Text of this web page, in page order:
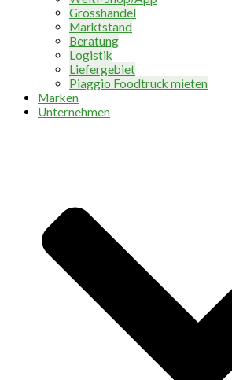
Grosshandel
Marktstand
Beratung
Logistik
Liefergebiet
Piaggio Foodtruck mieten
Marken
Unternehmen